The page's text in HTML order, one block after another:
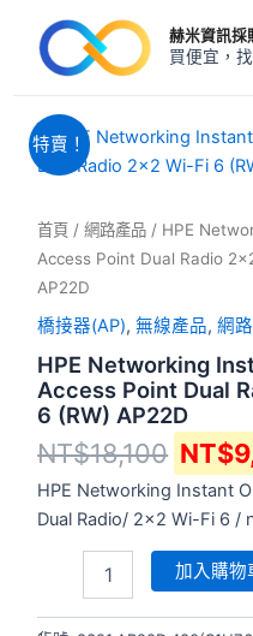
赫米資訊採
買便宜，
特賣！
首頁 /網路產品 / HPE
Access Point Dual Radio
AP22D
橋接器(AP),無線產品,網
HPE Networking
Access Point Dual
6 (RW) AP22D
NT$18,100
原
始
格：
NT$
HPE Networking Instant
Dual Radio/ 2×2 Wi-Fi 6 /
HPE
Networking
Instant
Access
Point
Dual
2x2
Fi
6
(RW)
AP22D
數
量
加入購物